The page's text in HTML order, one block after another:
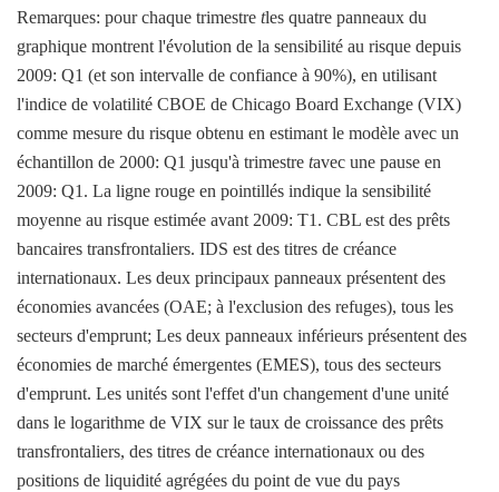
Remarques: pour chaque trimestre tles quatre panneaux du
graphique montrent l'évolution de la sensibilité au risque depuis
2009: Q1 (et son intervalle de confiance à 90%), en utilisant
l'indice de volatilité CBOE de Chicago Board Exchange (VIX)
comme mesure du risque obtenu en estimant le modèle avec un
échantillon de 2000: Q1 jusqu'à trimestre tavec une pause en
2009: Q1. La ligne rouge en pointillés indique la sensibilité
moyenne au risque estimée avant 2009: T1. CBL est des prêts
bancaires transfrontaliers. IDS est des titres de créance
internationaux. Les deux principaux panneaux présentent des
économies avancées (OAE; à l'exclusion des refuges), tous les
secteurs d'emprunt; Les deux panneaux inférieurs présentent des
économies de marché émergentes (EMES), tous des secteurs
d'emprunt. Les unités sont l'effet d'un changement d'une unité
dans le logarithme de VIX sur le taux de croissance des prêts
transfrontaliers, des titres de créance internationaux ou des
positions de liquidité agrégées du point de vue du pays